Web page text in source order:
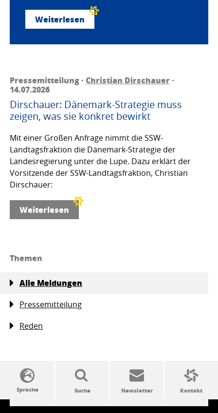
Weiterlesen
Pressemitteilung · Christian Dirschauer·
14.07.2026
Dirschauer: Dänemark-Strategie muss
zeigen, was sie konkret bewirkt
Mit einer Großen Anfrage nimmt die SSW-
Landtagsfraktion die Dänemark-Strategie der
Landesregierung unter die Lupe. Dazu erklärt der
Vorsitzende der SSW-Landtagsfraktion, Christian
Dirschauer:
Weiterlesen
Themen
Alle Meldungen
Pressemitteilung
Reden
SSW-Politik von A bis Z